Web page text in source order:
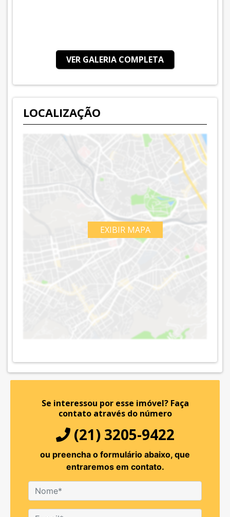
VER GALERIA COMPLETA
LOCALIZAÇÃO
EXIBIR MAPA
Se interessou por esse imóvel? Faça
contato através do número
(21) 3205-9422
ou preencha o formulário abaixo, que
entraremos em contato.